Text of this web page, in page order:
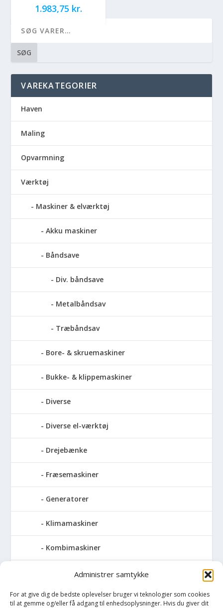
Administrer samtykke
For at give dig de bedste oplevelser bruger vi teknologier som cookies
til at gemme og/eller få adgang til enhedsoplysninger. Hvis du giver dit
1.983,75 kr.
SØG
VAREKATEGORIER
Haven
Maling
Opvarmning
Værktøj
Maskiner & elværktøj
Akku maskiner
Båndsave
Div. båndsave
Metalbåndsav
Træbåndsav
Bore- & skruemaskiner
Bukke- & klippemaskiner
Diverse
Diverse el-værktøj
Drejebænke
Fræsemaskiner
Generatorer
Klimamaskiner
Kombimaskiner
Kompressor
Pressemaskiner